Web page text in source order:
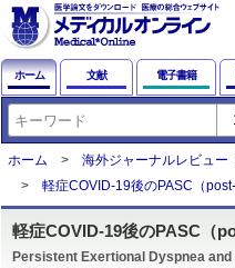
ホーム 文献 電子書籍
ホーム
海外ジャーナルレビュー
軽症COVID-19後のPASC（
軽症COVID-19後のPASC（
Persistent Exertional Dyspnea